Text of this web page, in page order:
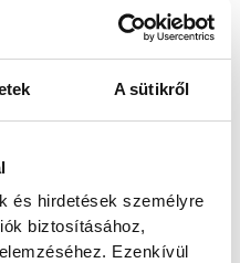
A sütikről
és hirdetések személyre
biztosításához,
Ezenkívül